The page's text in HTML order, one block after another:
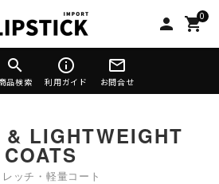
person 0
shopping_cart
search
品検索
info_outline
利用ガイド
mail_outline
お問合せ
& LIGHTWEIGHT
COATS
レッチ・軽量コート